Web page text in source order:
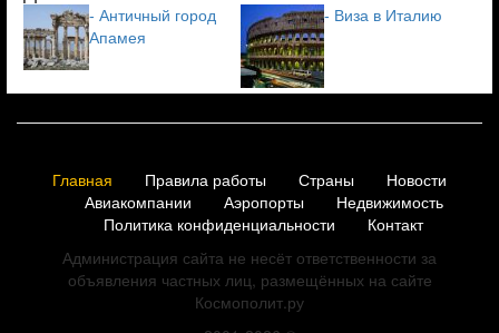
- Античный город
Апамея
- Виза в Италию
Главная Правила работы Страны
Новости
Авиакомпании
Аэропорты
Недвижимость
Политика конфиденциальности
Контакт
Администрация сайта не несёт ответственности за
объявления частных лиц, размещённых на сайте
Космополит.ру